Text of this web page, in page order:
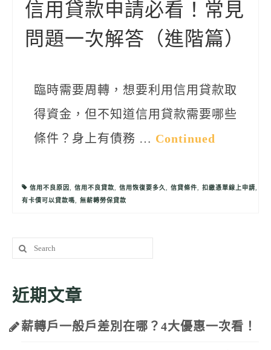
信用貸款申請必看！常見
問題一次解答（進階篇）
臨時需要周轉，想要利用信用貸款取
得資金，但不知道信用貸款需要哪些
條件？身上有債務 … Continued
信用不良原因, 信用不良貸款, 信用恢復要多久, 信貸條件, 扣繳憑單線上申請,
有卡債可以貸款嗎, 無薪轉勞保貸款
Search
for:
近期文章
薪轉戶一般戶差別在哪？4大優惠一次看！